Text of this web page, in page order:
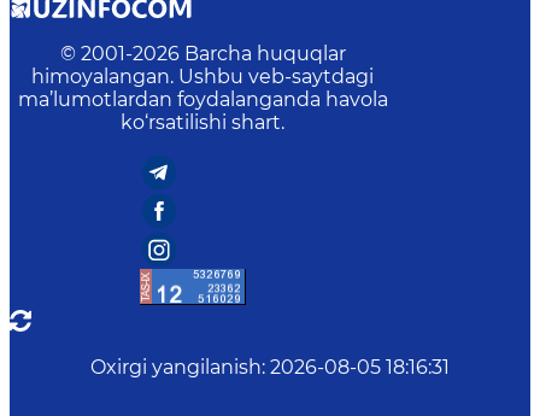
© 2001-2026 Barcha huquqlar
himoyalangan. Ushbu veb-saytdagi
ma’lumotlardan foydalanganda havola
ko‘rsatilishi shart.
Oxirgi yangilanish: 2026-08-05 18:16:31